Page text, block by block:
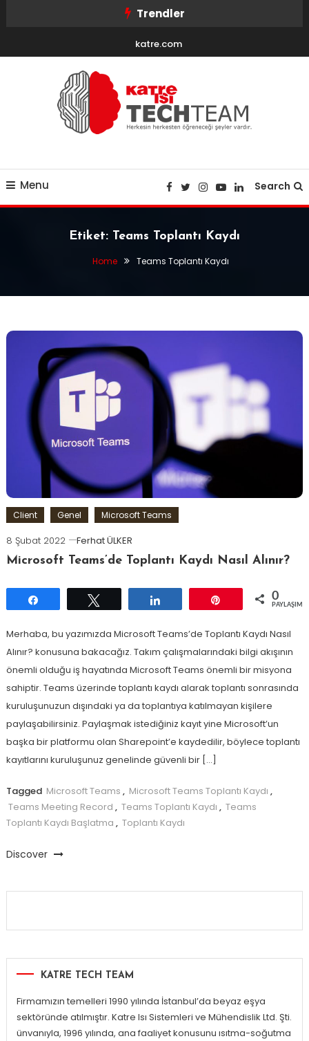
Trendler
katre.com
Menu Search
Etiket: Teams Toplantı Kaydı
Home Teams Toplantı Kaydı
Client Genel Microsoft Teams
8 Şubat 2022
Ferhat ÜLKER
Microsoft Teams’de Toplantı Kaydı Nasıl Alınır?
0
Merhaba, bu yazımızda Microsoft Teams’de Toplantı Kaydı Nasıl
Alınır? konusuna bakacağız. Takım çalışmalarındaki bilgi akışının
önemli olduğu iş hayatında Microsoft Teams önemli bir misyona
sahiptir. Teams üzerinde toplantı kaydı alarak toplantı sonrasında
kuruluşunuzun dışındaki ya da toplantıya katılmayan kişilere
paylaşabilirsiniz. Paylaşmak istediğiniz kayıt yine Microsoft’un
başka bir platformu olan Sharepoint’e kaydedilir, böylece toplantı
kayıtlarını kuruluşunuz genelinde güvenli bir […]
Tagged Microsoft Teams , Microsoft Teams Toplantı Kaydı ,
Teams Meeting Record , Teams Toplantı Kaydı , Teams
Toplantı Kaydı Başlatma , Toplantı Kaydı
Discover
KATRE TECH TEAM
Firmamızın temelleri 1990 yılında İstanbul’da beyaz eşya
sektöründe atılmıştır. Katre Isı Sistemleri ve Mühendislik Ltd. Şti.
ünvanıyla, 1996 yılında, ana faaliyet konusunu ısıtma-soğutma